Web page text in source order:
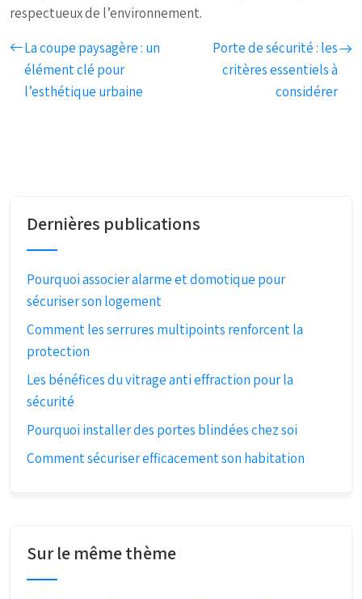
respectueux de l’environnement.
La coupe paysagère : un
élément clé pour
l’esthétique urbaine
Porte de sécurité : les
critères essentiels à
considérer
Dernières publications
Pourquoi associer alarme et domotique pour
sécuriser son logement
Comment les serrures multipoints renforcent la
protection
Les bénéfices du vitrage anti effraction pour la
sécurité
Pourquoi installer des portes blindées chez soi
Comment sécuriser efficacement son habitation
Sur le même thème